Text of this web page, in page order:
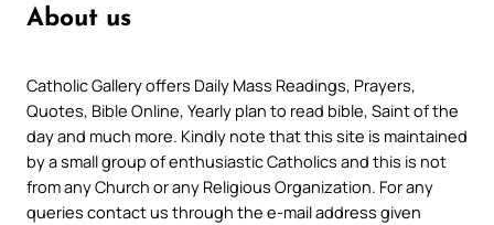
About us
Catholic Gallery offers Daily Mass Readings, Prayers,
Quotes, Bible Online, Yearly plan to read bible, Saint of the
day and much more. Kindly note that this site is maintained
by a small group of enthusiastic Catholics and this is not
from any Church or any Religious Organization. For any
queries contact us through the e-mail address given